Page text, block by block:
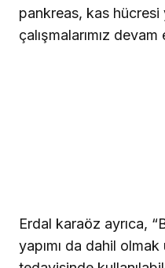
pankreas, kas
çalışmalarımız
Erdal karaöz ayrıca,
yapımı da dahil